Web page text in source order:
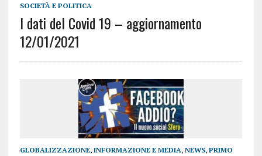
SOCIETÀ E POLITICA
I dati del Covid 19 – aggiornamento
12/01/2021
GLOBALIZZAZIONE, INFORMAZIONE E MEDIA, NEWS, PRIMO